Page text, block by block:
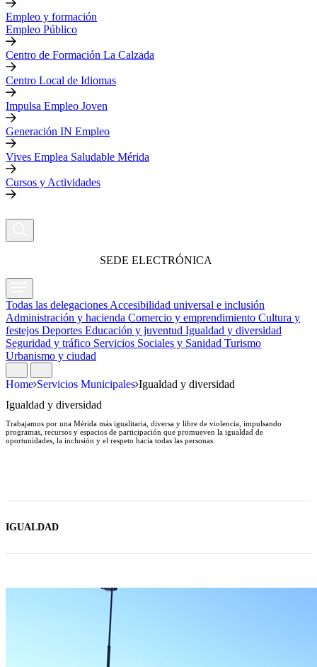
Empleo y formación
Empleo Público
Centro de Formación La Calzada
Centro Local de Idiomas
Impulsa Empleo Joven
Generación IN Empleo
Vives Emplea Saludable Mérida
Cursos y Actividades
SEDE ELECTRÓNICA
Todas las delegaciones Accesibilidad universal e inclusión
Administración y hacienda Comercio y emprendimiento Cultura y
festejos Deportes Educación y juventud Igualdad y diversidad
Seguridad y tráfico Servicios Sociales y Sanidad Turismo
Urbanismo y ciudad
Home Servicios Municipales Igualdad y diversidad
Igualdad y diversidad
Trabajamos por una Mérida más igualitaria, diversa y libre de violencia, impulsando
programas, recursos y espacios de participación que promueven la igualdad de
oportunidades, la inclusión y el respeto hacia todas las personas.
IGUALDAD